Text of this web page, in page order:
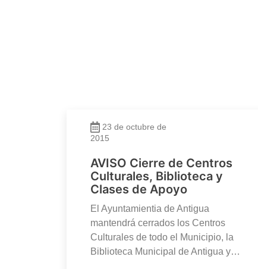
23 de octubre de
2015
AVISO Cierre de Centros
Culturales, Biblioteca y
Clases de Apoyo
El Ayuntamientia de Antigua
mantendrá cerrados los Centros
Culturales de todo el Municipio, la
Biblioteca Municipal de Antigua y…